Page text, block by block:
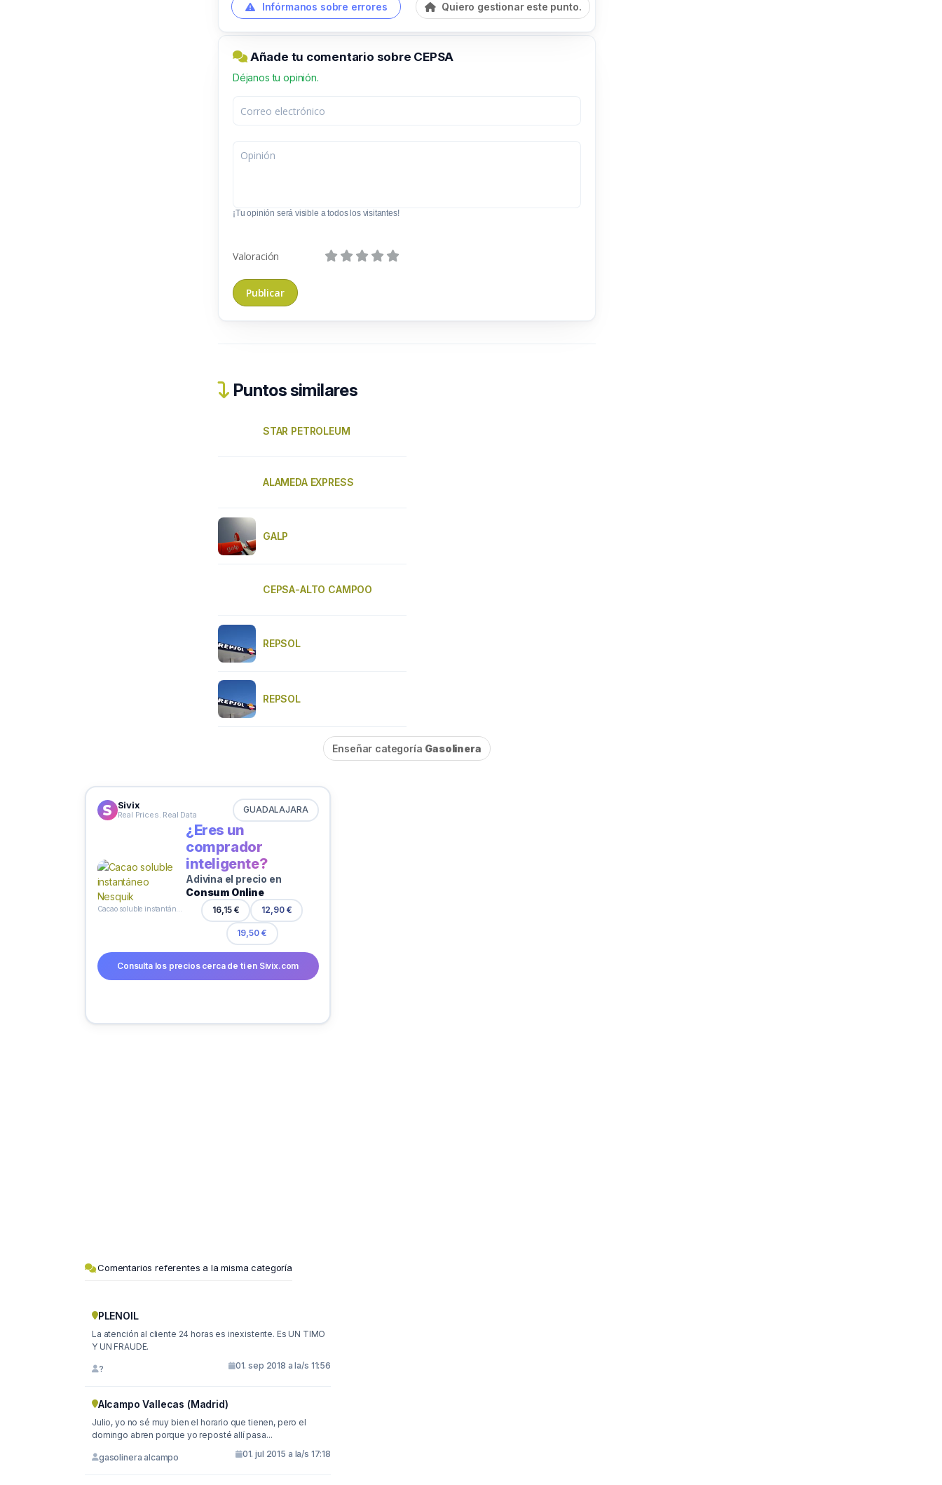
Infórmanos sobre errores Quiero gestionar este punto.
Añade tu comentario sobre CEPSA
Déjanos tu opinión.
¡Tu opinión será visible a todos los visitantes!
Valoración
Puntos similares
STAR PETROLEUM
ALAMEDA EXPRESS
GALP
CEPSA-ALTO CAMPOO
REPSOL
REPSOL
Enseñar categoría Gasolinera
Sivix
Real Prices. Real Data GUADALAJARA
¿Eres un
comprador
inteligente?
Adivina el precio en
Consum Online
16,15 € 12,90 €
19,50 €
Consulta los precios cerca de ti en Sivix.com
Comentarios referentes a la misma categoría
PLENOIL
La atención al cliente 24 horas es inexistente. Es UN TIMO
Y UN FRAUDE.
? 01. sep 2018 a la/s 11:56
Alcampo Vallecas (Madrid)
Julio, yo no sé muy bien el horario que tienen, pero el
domingo abren porque yo reposté allí pasa...
gasolinera alcampo 01. jul 2015 a la/s 17:18